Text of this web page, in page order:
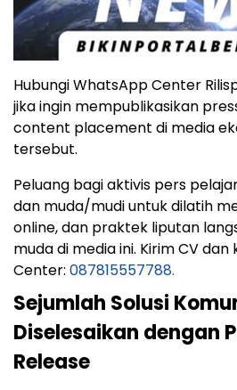
Hubungi WhatsApp Center
jika ingin mempublikasikan
content placement di media
tersebut.
Peluang bagi aktivis pers
dan muda/mudi untuk dilatih
online, dan praktek liputan
muda di media ini. Kirim CV dan
Center: 087815557788.
Sejumlah Solusi
Diselesaikan dengan
Release